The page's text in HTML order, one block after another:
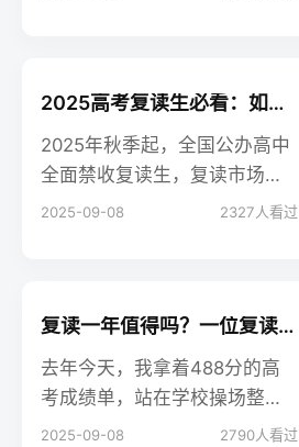
2025高考复读生必看：如何选择适合自己的复读学校
2025年秋季起，全国公办高中
全面禁收复读生，复读市场彻
底转移到民办与培训机构。学
调研，帮你用"五个维度+一张
打分表"筛出真正适合自己的复
读学校。
2025-09-08 2327人看过
复读一年值得吗？一位复读生的心路历程与收获
去年今天，我拿着488分的高
考成绩单，站在学校操场整整
沉默了两小时。365天后，我
2025-09-08 2790人看过